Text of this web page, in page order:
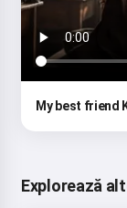
My best friend
Explorează